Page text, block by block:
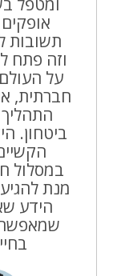
תשובות
וזה פתח
על
חברתית,
התהליך
ביטחון.
במסלול
מנת
הידע
שמאפשר